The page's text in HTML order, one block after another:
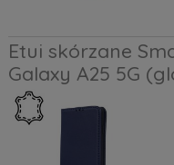
Etui skórzane
Galaxy A25 5G